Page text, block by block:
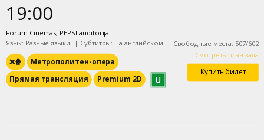
19:00
Forum Cinemas, PEPSI auditorija
Язык: Разные языки
| Субтитры: На английском
❌🍿
Метрополитен-опера
Прямая трансляция
Premium 2D
Свободные места: 507/602
Смотреть план зала
Купить билет